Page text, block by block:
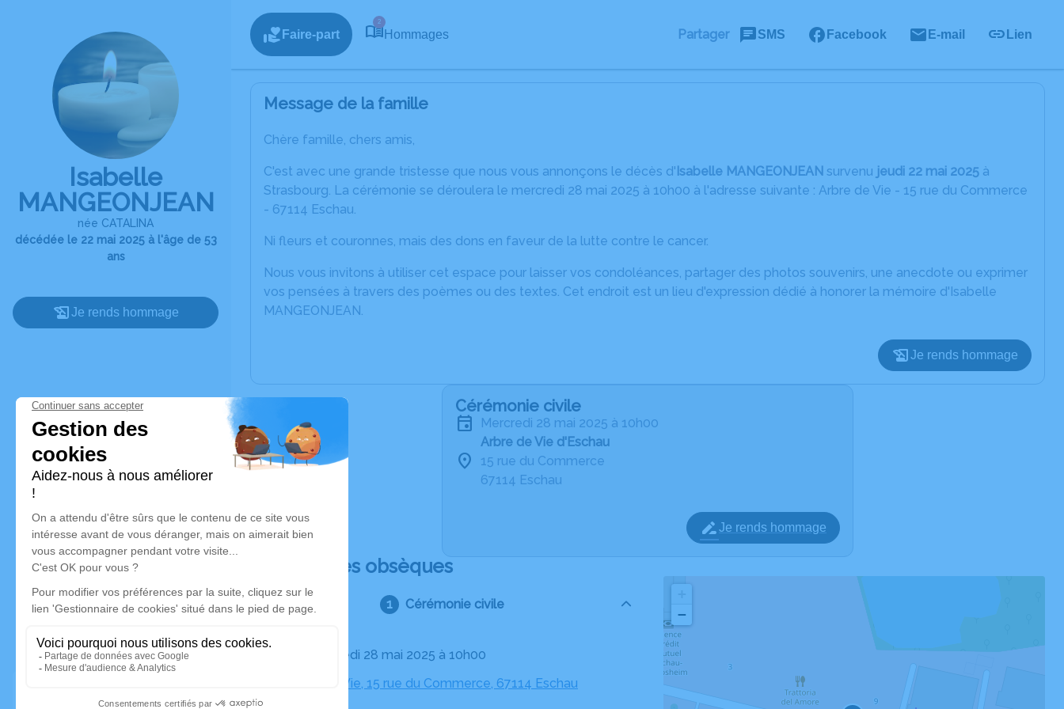
Isabelle
MANGEONJEAN
née CATALINA
décédée le 22 mai 2025 à l'âge de 53
ans
Je rends hommage
Faire-part
2
Hommages Partager SMS Facebook E-mail Lien
Message de la famille
Chère famille, chers amis,
C'est avec une grande tristesse que nous vous annonçons le décès d' Isabelle MANGEONJEAN survenu jeudi 22 mai 2025 à
Strasbourg. La cérémonie se déroulera le mercredi 28 mai 2025 à 10h00 à l'adresse suivante : Arbre de Vie - 15 rue du Commerce
- 67114 Eschau.
Ni fleurs et couronnes, mais des dons en faveur de la lutte contre le cancer.
Nous vous invitons à utiliser cet espace pour laisser vos condoléances, partager des photos souvenirs, une anecdote ou exprimer
vos pensées à travers des poèmes ou des textes. Cet endroit est un lieu d'expression dédié à honorer la mémoire d'Isabelle
MANGEONJEAN.
Je rends hommage
Cérémonie civile
mercredi 28 mai 2025 à 10h00
Arbre de Vie d'Eschau
15 rue du Commerce
67114 Eschau
Je rends hommage
Déroulé des obsèques
Cérémonie civile
Le mercredi 28 mai 2025 à 10h00
Arbre de Vie, 15 rue du Commerce, 67114 Eschau
−